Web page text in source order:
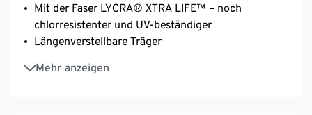
Mit der Faser LYCRA® XTRA LIFE™ – noch
chlorresistenter und UV-beständiger
Längenverstellbare Träger
Mehr anzeigen
Größenempfehlung:
Gr. 38: Cups 70 ‒ 80B